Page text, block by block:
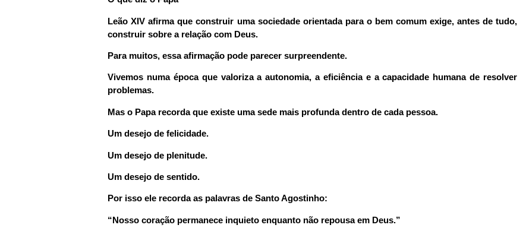
Leão XIV afirma que construir uma sociedade orientada para o bem comum exige, antes de tudo,
construir sobre a relação com Deus.
Para muitos, essa afirmação pode parecer surpreendente.
Vivemos numa época que valoriza a autonomia, a eficiência e a capacidade humana de resolver
problemas.
Mas o Papa recorda que existe uma sede mais profunda dentro de cada pessoa.
Um desejo de felicidade.
Um desejo de plenitude.
Um desejo de sentido.
Por isso ele recorda as palavras de Santo Agostinho:
“Nosso coração permanece inquieto enquanto não repousa em Deus.”